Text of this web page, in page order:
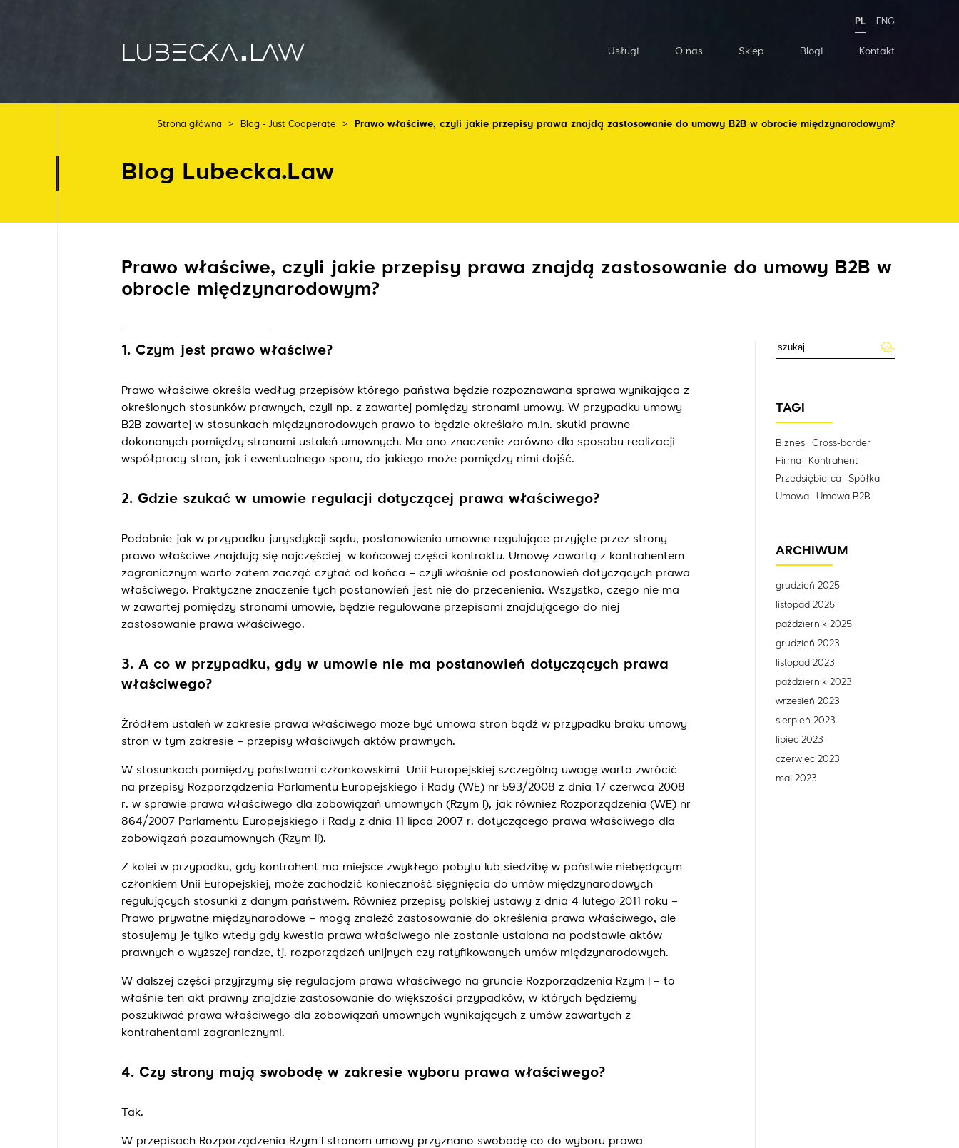
Usługi O nas Sklep Blogi Kontakt
PL ENG
Strona główna > Blog - Just Cooperate > Prawo właściwe, czyli jakie przepisy prawa znajdą zastosowanie do umowy B2B w obrocie międzynarodowym?
Blog Lubecka.Law
Prawo właściwe, czyli jakie przepisy prawa znajdą zastosowanie do umowy B2B w
obrocie międzynarodowym?
1. Czym jest prawo właściwe?
Prawo właściwe określa według przepisów którego państwa będzie rozpoznawana sprawa wynikająca z
określonych stosunków prawnych, czyli np. z zawartej pomiędzy stronami umowy. W przypadku umowy
B2B zawartej w stosunkach międzynarodowych prawo to będzie określało m.in. skutki prawne
dokonanych pomiędzy stronami ustaleń umownych. Ma ono znaczenie zarówno dla sposobu realizacji
współpracy stron, jak i ewentualnego sporu, do jakiego może pomiędzy nimi dojść.
2. Gdzie szukać w umowie regulacji dotyczącej prawa właściwego?
Podobnie jak w przypadku jurysdykcji sądu, postanowienia umowne regulujące przyjęte przez strony
prawo właściwe znajdują się najczęściej w końcowej części kontraktu. Umowę zawartą z kontrahentem
zagranicznym warto zatem zacząć czytać od końca – czyli właśnie od postanowień dotyczących prawa
właściwego. Praktyczne znaczenie tych postanowień jest nie do przecenienia. Wszystko, czego nie ma
w zawartej pomiędzy stronami umowie, będzie regulowane przepisami znajdującego do niej
zastosowanie prawa właściwego.
3. A co w przypadku, gdy w umowie nie ma postanowień dotyczących prawa
właściwego?
Źródłem ustaleń w zakresie prawa właściwego może być umowa stron bądź w przypadku braku umowy
stron w tym zakresie – przepisy właściwych aktów prawnych.
W stosunkach pomiędzy państwami członkowskimi Unii Europejskiej szczególną uwagę warto zwrócić
na przepisy Rozporządzenia Parlamentu Europejskiego i Rady (WE) nr 593/2008 z dnia 17 czerwca 2008
r. w sprawie prawa właściwego dla zobowiązań umownych (Rzym I), jak również Rozporządzenia (WE) nr
864/2007 Parlamentu Europejskiego i Rady z dnia 11 lipca 2007 r. dotyczącego prawa właściwego dla
zobowiązań pozaumownych (Rzym II).
Z kolei w przypadku, gdy kontrahent ma miejsce zwykłego pobytu lub siedzibę w państwie niebędącym
członkiem Unii Europejskiej, może zachodzić konieczność sięgnięcia do umów międzynarodowych
regulujących stosunki z danym państwem. Również przepisy polskiej ustawy z dnia 4 lutego 2011 roku –
Prawo prywatne międzynarodowe – mogą znaleźć zastosowanie do określenia prawa właściwego, ale
stosujemy je tylko wtedy gdy kwestia prawa właściwego nie zostanie ustalona na podstawie aktów
prawnych o wyższej randze, tj. rozporządzeń unijnych czy ratyfikowanych umów międzynarodowych.
W dalszej części przyjrzymy się regulacjom prawa właściwego na gruncie Rozporządzenia Rzym I – to
właśnie ten akt prawny znajdzie zastosowanie do większości przypadków, w których będziemy
poszukiwać prawa właściwego dla zobowiązań umownych wynikających z umów zawartych z
kontrahentami zagranicznymi.
4. Czy strony mają swobodę w zakresie wyboru prawa właściwego?
Tak.
W przepisach Rozporządzenia Rzym I stronom umowy przyznano swobodę co do wyboru prawa
TAGI
Biznes
Cross-border
Firma
Kontrahent
Przedsiębiorca
Spółka
Umowa
Umowa B2B
ARCHIWUM
grudzień 2025
listopad 2025
październik 2025
grudzień 2023
listopad 2023
październik 2023
wrzesień 2023
sierpień 2023
lipiec 2023
czerwiec 2023
maj 2023